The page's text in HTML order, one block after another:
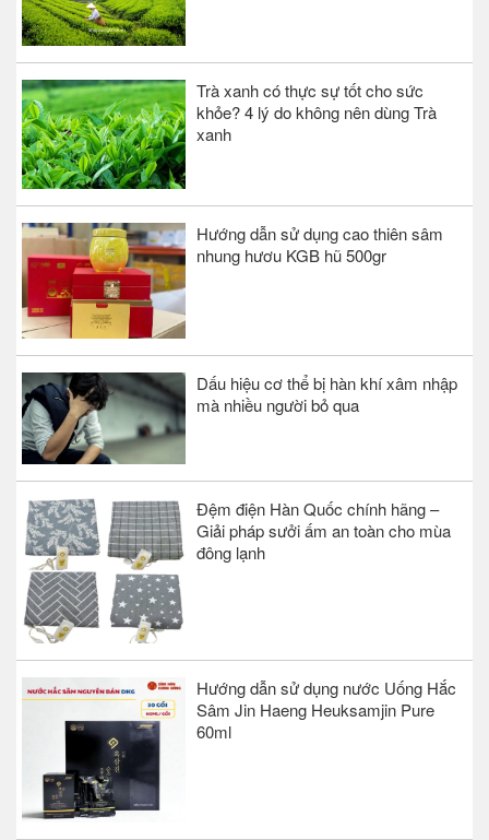
Trà xanh có thực sự tốt cho sức
khỏe? 4 lý do không nên dùng Trà
xanh
Hướng dẫn sử dụng cao thiên sâm
nhung hươu KGB hũ 500gr
Dấu hiệu cơ thể bị hàn khí xâm nhập
mà nhiều người bỏ qua
Đệm điện Hàn Quốc chính hãng –
Giải pháp sưởi ấm an toàn cho mùa
đông lạnh
Hướng dẫn sử dụng nước Uống Hắc
Sâm Jin Haeng Heuksamjin Pure
60ml